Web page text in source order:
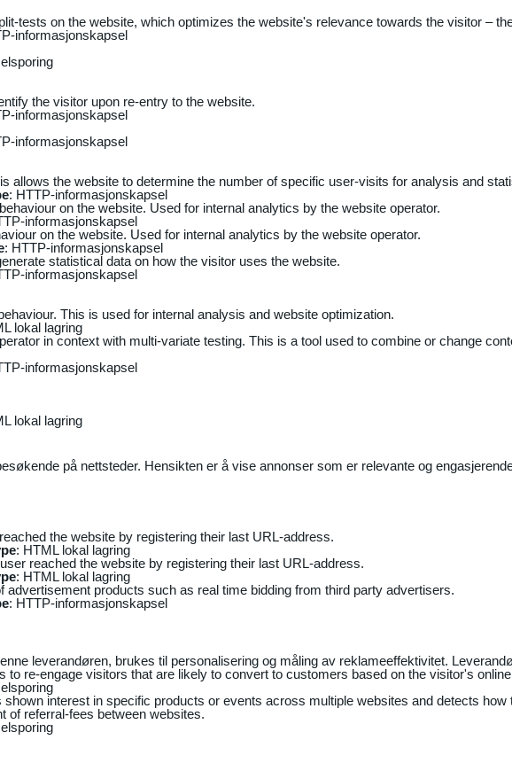
tests on the website, which optimizes the website's relevance towards the visitor –
informasjonskapsel
the visitor upon re-entry to the website.
informasjonskapsel
informasjonskapsel
allows the website to determine the number of specific user-visits for analysis and
: HTTP-informasjonskapsel
on the website. Used for internal analytics by the website operator.
informasjonskapsel
on the website. Used for internal analytics by the website operator.
: HTTP-informasjonskapsel
statistical data on how the visitor uses the website.
informasjonskapsel
This is used for internal analysis and website optimization.
lokal lagring
in context with multi-variate testing. This is a tool used to combine or change
informasjonskapsel
lokal lagring
på nettsteder. Hensikten er å vise annonser som er relevante og
the website by registering their last URL-address.
: HTML lokal lagring
reached the website by registering their last URL-address.
: HTML lokal lagring
advertisement products such as real time bidding from third party advertisers.
: HTTP-informasjonskapsel
leverandøren, brukes til personalisering og måling av reklameeffektivitet.
to re-engage visitors that are likely to convert to customers based on the visitor's
shown interest in specific products or events across multiple websites and detects
of referral-fees between websites.